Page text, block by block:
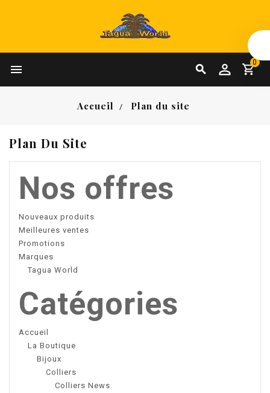

 0
Accueil Plan du site
Plan Du Site
Nos offres
Nouveaux produits
Meilleures ventes
Promotions
Marques
Tagua World
Catégories
Accueil
La Boutique
Bijoux
Colliers
Colliers News